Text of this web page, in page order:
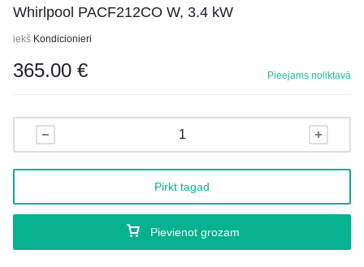
Whirlpool PACF212CO W, 3.4 kW
iekš Kondicionieri
365.00 € Pieejams noliktavā
Pievienot grozam
Pirkt tagad